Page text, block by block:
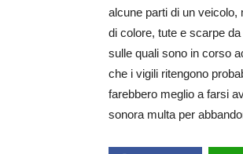
alcune parti di un
di colore, tute e scarpe
sulle quali sono in corso
che i vigili ritengono
farebbero meglio a farsi
sonora multa per